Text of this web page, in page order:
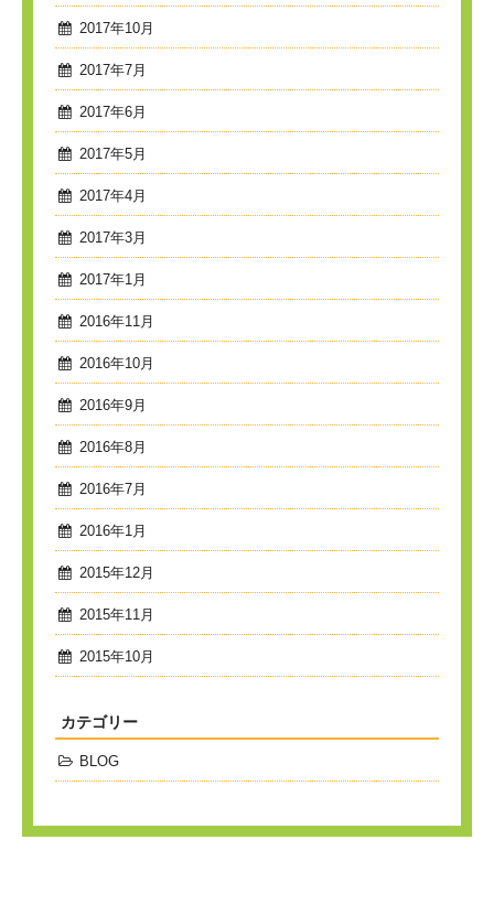
2017年10月
2017年7月
2017年6月
2017年5月
2017年4月
2017年3月
2017年1月
2016年11月
2016年10月
2016年9月
2016年8月
2016年7月
2016年1月
2015年12月
2015年11月
2015年10月
カテゴリー
BLOG